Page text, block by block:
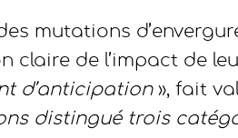
mutations
claire de l’impact de
d’anticipation», fait
distingué trois